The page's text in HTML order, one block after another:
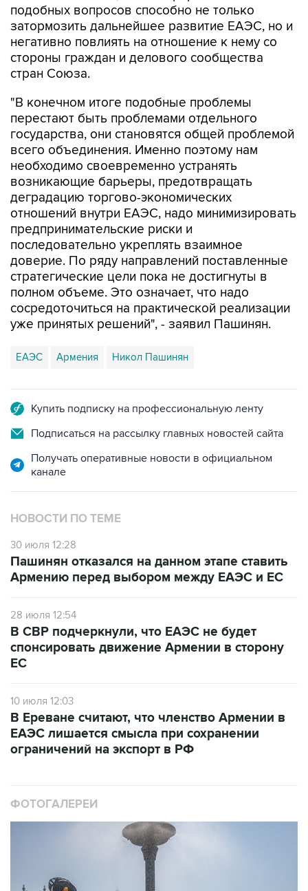
подобных вопросов способно не только
затормозить дальнейшее развитие ЕАЭС, но и
негативно повлиять на отношение к нему со
стороны граждан и делового сообщества
стран Союза.
"В конечном итоге подобные проблемы
перестают быть проблемами отдельного
государства, они становятся общей проблемой
всего объединения. Именно поэтому нам
необходимо своевременно устранять
возникающие барьеры, предотвращать
деградацию торгово-экономических
отношений внутри ЕАЭС, надо минимизировать
предпринимательские риски и
последовательно укреплять взаимное
доверие. По ряду направлений поставленные
стратегические цели пока не достигнуты в
полном объеме. Это означает, что надо
сосредоточиться на практической реализации
уже принятых решений", - заявил Пашинян.
ЕАЭС Армения Никол Пашинян
Купить подписку на профессиональную ленту
Подписаться на рассылку главных новостей сайта
Получать оперативные новости в официальном
канале
НОВОСТИ ПО ТЕМЕ
30 июля 12:28
Пашинян отказался на данном этапе ставить
Армению перед выбором между ЕАЭС и ЕС
28 июля 12:54
В СВР подчеркнули, что ЕАЭС не будет
спонсировать движение Армении в сторону
ЕС
10 июля 12:03
В Ереване считают, что членство Армении в
ЕАЭС лишается смысла при сохранении
ограничений на экспорт в РФ
ФОТОГАЛЕРЕИ